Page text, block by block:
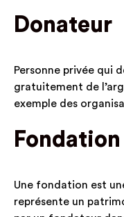
Donateur
Personne privée qui
gratuitement de
exemple des
Fondation
Une fondation est
représente un